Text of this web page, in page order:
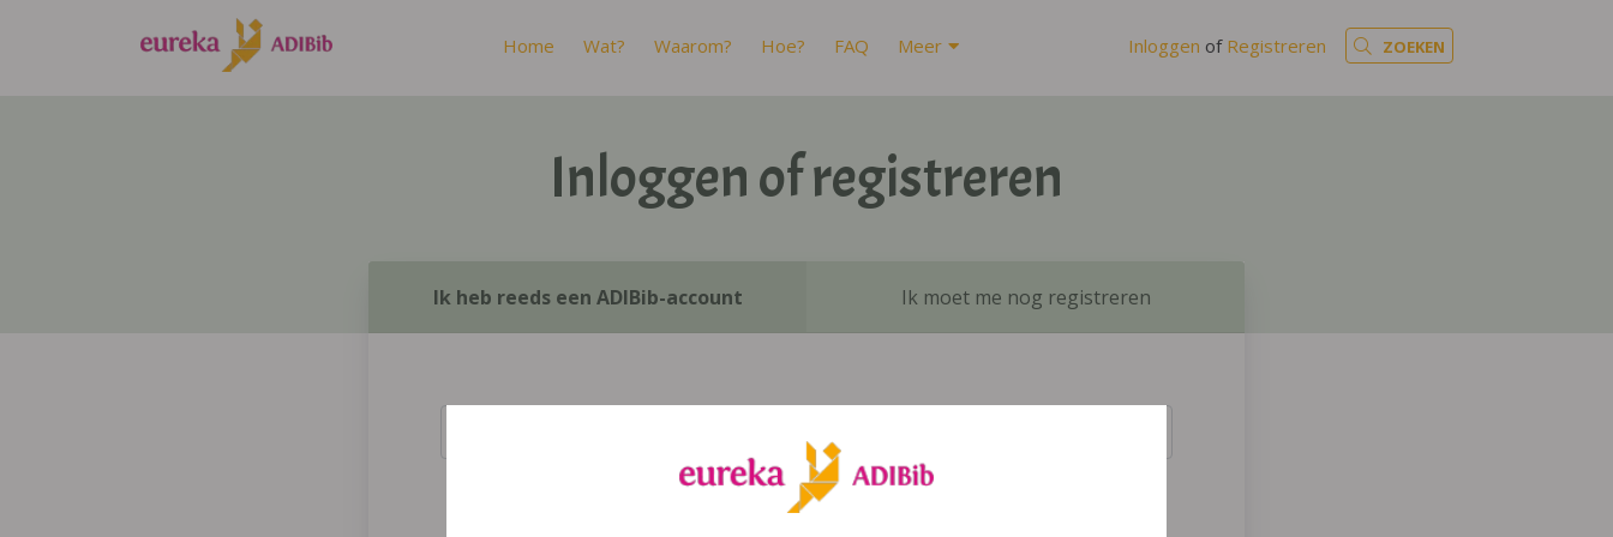
Home Wat? Waarom? Hoe? FAQ Meer Inloggen of Registreren ZOEKEN
Inloggen of registreren
Ik heb reeds een ADIBib-account Ik moet me nog registreren
Inloggen